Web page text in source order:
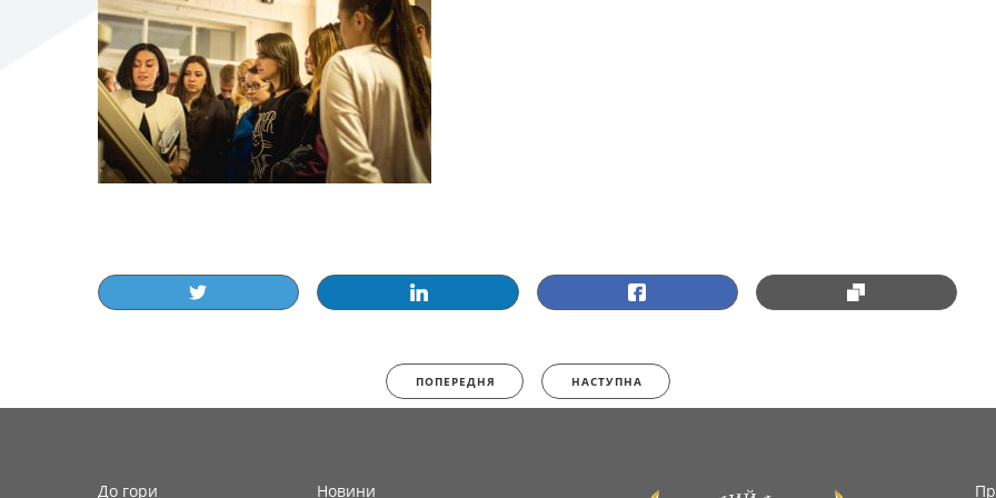
ПОПЕРЕДНЯ НАСТУПНА
До гори Новини